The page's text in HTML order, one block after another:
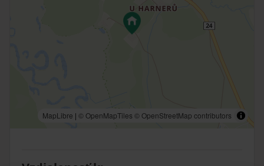
MapLibre | © OpenMapTiles © OpenStreetMap contributors